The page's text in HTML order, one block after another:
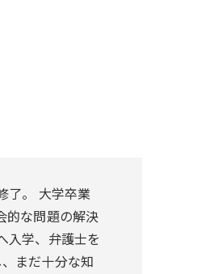
了。 大学卒業
的な問題の解決
入学、弁護士を
まだ十分な知